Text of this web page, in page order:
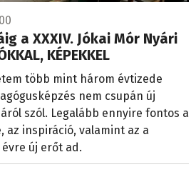
a XXXIV. Jókai Mór Nyári
KÉPEKKEL
több mint három évtizede
nem csupán új
szól. Legalább ennyire fontos a
az inspiráció, valamint az a
évre új erőt ad.